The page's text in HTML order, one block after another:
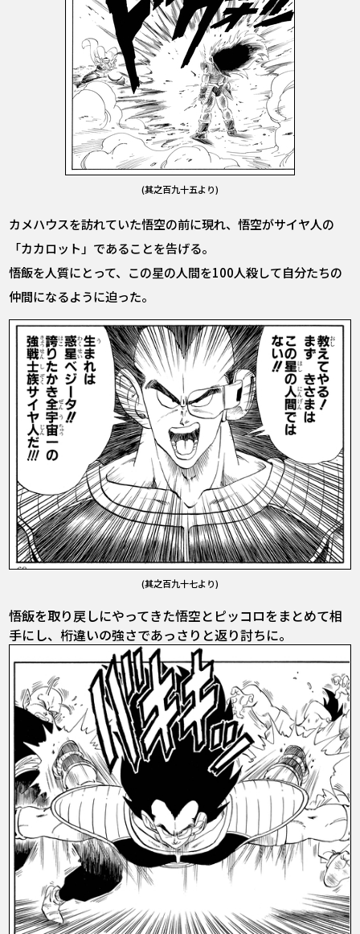
(其之百九十五より)
カメハウスを訪れていた悟空の前に現れ、悟空がサイヤ人の
「カカロット」であることを告げる。
悟飯を人質にとって、この星の人間を100人殺して自分たちの
仲間になるように迫った。
(其之百九十七より)
悟飯を取り戻しにやってきた悟空とピッコロをまとめて相
手にし、桁違いの強さであっさりと返り討ちに。